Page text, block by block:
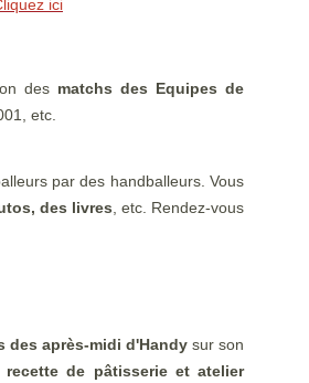
ici
des matchs des Equipes de
etc.
par des handballeurs. Vous
des livres , etc. Rendez-vous
des après-midi d'Handy sur son
recette de pâtisserie et atelier